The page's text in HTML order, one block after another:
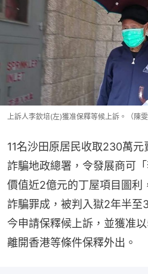
上訴人李欽培(左)獲准保釋等候上訴。（陳雯
11名沙田原居民收取230萬
詐騙地政總署，令發展商可
價值近2億元的丁屋項目圖利
詐騙罪成，被判入獄2年半至
今申請保釋候上訴，並獲准
離開香港等條件保釋外出。